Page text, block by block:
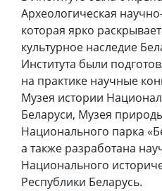
Археологическая
которая ярко
культурное наследие
Института были
на практике научные
Музея истории
Беларуси, Музея
Национального парка
а также разработана
Национального
Республики Беларусь.